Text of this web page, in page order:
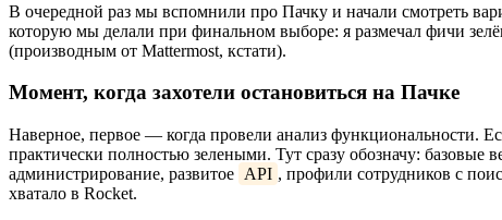
В очередной раз мы вспомнили про Пачку и начали смотреть
которую мы делали при финальном выборе: я размечал фичи
(производным от Mattermost, кстати).
Момент, когда захотели остановиться на Пачке
Наверное, первое — когда провели анализ функциональности.
практически полностью зелеными. Тут сразу обозначу:
администрирование, развитое API , профили сотрудников с
хватало в Rocket.